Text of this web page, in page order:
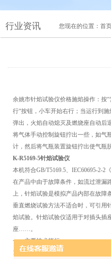
行业资讯 您现在的位置： 首
余姚市针焰试验仪价格施焰操作：按
行“按钮，小车开始右行；当运行到
弹出，火焰自动熄灭及燃烧座自动后
将气体手动控制旋钮拧出一些，如气
计，然后将气瓶装置旋钮拧出使气瓶
K-R5169-5针焰试验仪
本机符合GB/T5169.5、IEC60695-2-2
在产品中由于故障条件，如流过泄漏
上，针焰试验是模拟产品内部在故障
垂直燃烧试验方法不适合时，可引用
焰试验。针焰试验仪适用于对插头插
座……。
一、主要技术指标
1、燃烧器：高度≥35mm，内径